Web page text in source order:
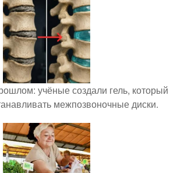
учёные создали гель, который
межпозвоночные диски.